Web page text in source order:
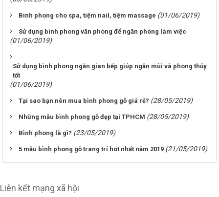
Bình phong cho spa, tiệm nail, tiệm massage (01/06/2019)
Sử dụng bình phong văn phòng để ngăn phòng làm việc
(01/06/2019)
Sử dụng bình phong ngăn gian bếp giúp ngăn mùi và phong thủy
tốt
(01/06/2019)
Tại sao bạn nên mua bình phong gỗ giá rẻ? (28/05/2019)
Những mẫu bình phong gỗ đẹp tại TPHCM (28/05/2019)
Bình phong là gì? (23/05/2019)
5 mẫu bình phong gỗ trang trí hot nhất năm 2019 (21/05/2019)
Liên kết mạng xã hội